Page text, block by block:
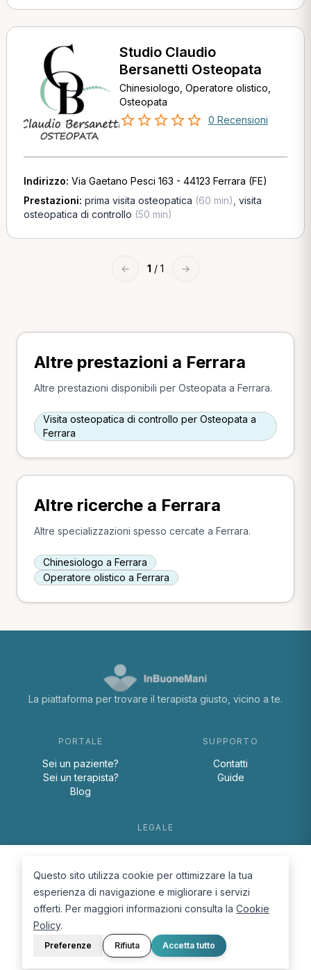
Studio Claudio
Bersanetti Osteopata
Chinesiologo, Operatore olistico,
Osteopata
0 Recensioni
Indirizzo: Via Gaetano Pesci 163 - 44123 Ferrara (FE)
Prestazioni: prima visita osteopatica (60 min) visita
osteopatica di controllo (50 min)
← 1 / 1 →
Altre prestazioni a Ferrara
Altre prestazioni disponibili per Osteopata a Ferrara.
Visita osteopatica di controllo per Osteopata a
Ferrara
Altre ricerche a Ferrara
Altre specializzazioni spesso cercate a Ferrara.
Chinesiologo a Ferrara
Operatore olistico a Ferrara
La piattaforma per trovare il terapista giusto, vicino a te.
PORTALE
Sei un paziente?
Sei un terapista?
Blog
SUPPORTO
Contatti
Guide
LEGALE
Cookie Policy
© 2026 D.Lab S.r.l. — InBuoneMani
Questo sito utilizza cookie per ottimizzare la tua
esperienza di navigazione e migliorare i servizi
offerti. Per maggiori informazioni consulta la Cookie
Policy.
Preferenze Rifiuta Accetta tutto